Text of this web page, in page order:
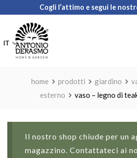
content
Cogli l’attimo e segui le
IT
home prodotti giardino
esterno
vaso – legno di
Il nostro shop chiude per un
magazzino. Contattateci ai